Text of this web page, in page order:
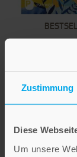
Zustimmung
Diese
Um unsere